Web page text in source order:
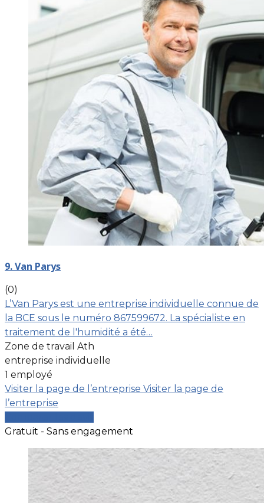
9. Van Parys
(0)
L’Van Parys est une entreprise individuelle connue de
la BCE sous le numéro 867599672. La spécialiste en
traitement de l'humidité a été…
Zone de travail Ath
entreprise individuelle
1 employé
Visiter la page de l’entreprise Visiter la page de
l’entreprise
Gratuit - Sans engagement